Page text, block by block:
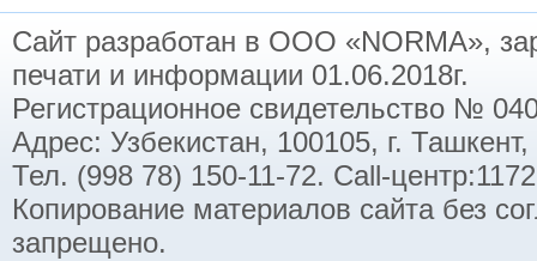
Сайт разработан в ООО «NORMA»,
печати и информации 01.06.2018г.
Регистрационное свидетельство №
Адрес: Узбекистан, 100105, г.
Тел. (998 78) 150-11-72. Call-
Копирование материалов сайта без
запрещено.